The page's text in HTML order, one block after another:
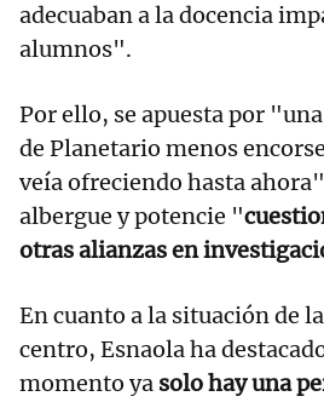
adecuaban a la docencia
alumnos".
Por ello, se apuesta por
de Planetario menos
veía ofreciendo hasta
albergue y potencie "
otras alianzas en
En cuanto a la situación de
centro, Esnaola ha
momento ya solo hay una